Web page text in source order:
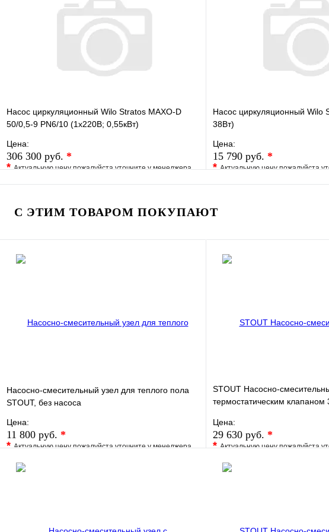
В корзину Запросить
Насос циркуляционный Wilo Stratos MAXO-D
50/0,5-9 PN6/10 (1х220В; 0,55кВт)
Цена:
306 300 руб. *
*Актуальную цену пожалуйста уточните у менеджера
В избранное Сравнение
В корзину
Насос циркуляционный Wilo
38Вт)
Цена:
15 790 руб. *
*Актуальную цену пожалуйста
В избранное
В
С ЭТИМ ТОВАРОМ ПОКУПАЮТ
Насосно-смесительный узел для теплого пола
STOUT, без насоса
Цена:
11 800 руб. *
*Актуальную цену пожалуйста уточните у менеджера
В избранное
STOUT Насосно-
термостатическим клапаном
Цена:
29 630 руб. *
*Актуальную цену пожалуйста
В избранное